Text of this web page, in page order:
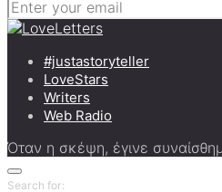
#justastoryteller
LoveStars
Writers
Web Radio
Όταν η σκέψη, έγινε
Search for: